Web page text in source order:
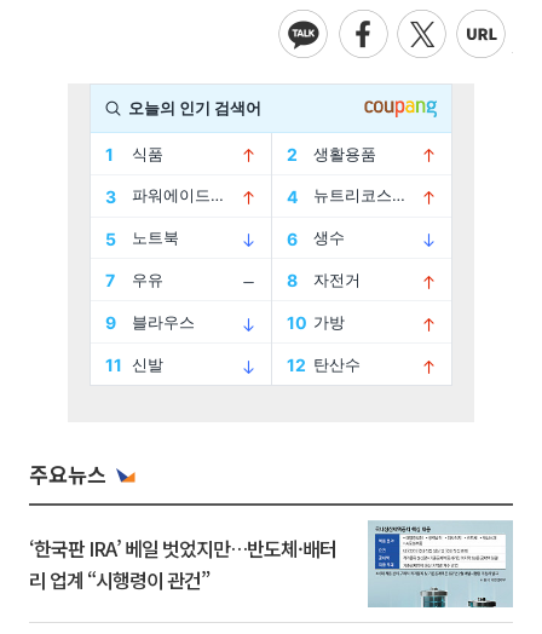
주요뉴스
‘한국판 IRA’ 베일 벗었지만…반도체·배터
리 업계 “시행령이 관건”